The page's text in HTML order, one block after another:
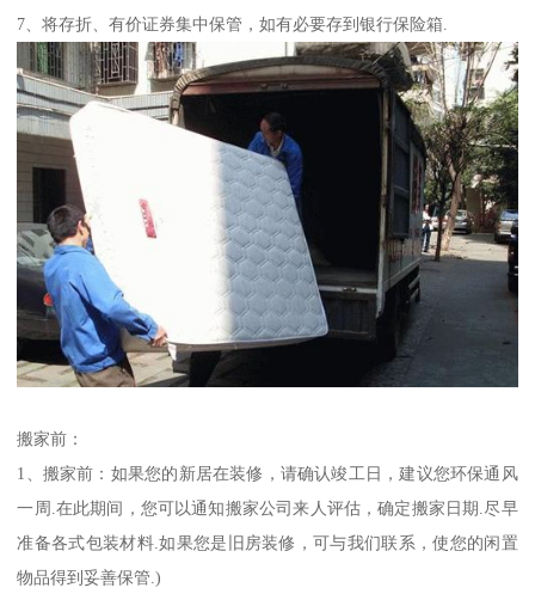
7、将存折、有价证券集中保管，如有必要存到银行保险箱.
搬家前：
1、搬家前：如果您的新居在装修，请确认竣工日，建议您环保通风
一周.在此期间，您可以通知搬家公司来人评估，确定搬家日期.尽早
准备各式包装材料.如果您是旧房装修，可与我们联系，使您的闲置
物品得到妥善保管.)